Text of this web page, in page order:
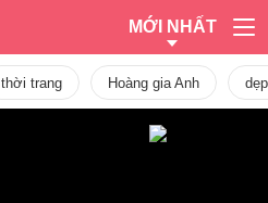
MỚI NHẤT
thời trang Hoàng gia Anh dẹp